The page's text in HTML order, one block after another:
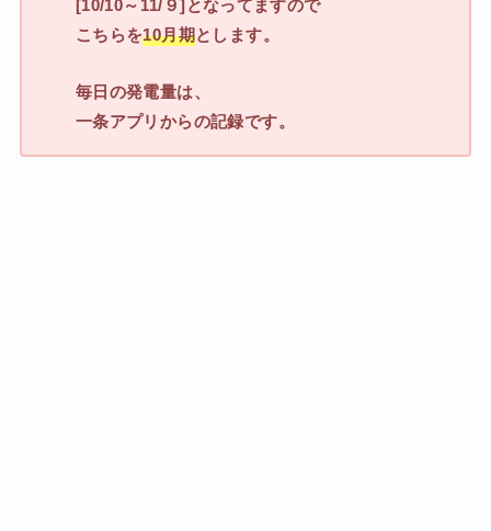
[10/10～11/９]となってますので
こちらを10月期とします。
毎日の発電量は、
一条アプリからの記録です。